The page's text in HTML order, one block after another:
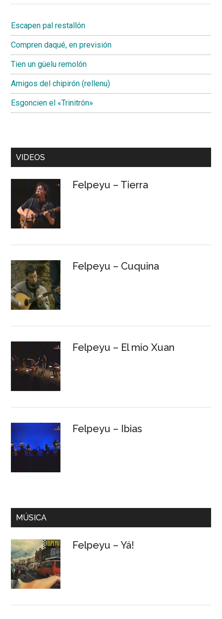
Escapen pal restallón
Compren daqué, en previsión
Tien un güelu remolón
Amigos del chipirón (rellenu)
Esgoncien el «Trinitrón»
VIDEOS
Felpeyu – Tierra
Felpeyu – Cuquina
Felpeyu – El mio Xuan
Felpeyu – Ibias
MÚSICA
Felpeyu – Yá!